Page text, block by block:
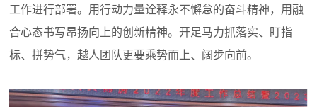
工作进行部署。用行动力量诠释永不懈怠的奋斗精神，用融
合心态书写昂扬向上的创新精神。开足马力抓落实、盯指
标、拼势气，越人团队更要乘势而上、阔步向前。